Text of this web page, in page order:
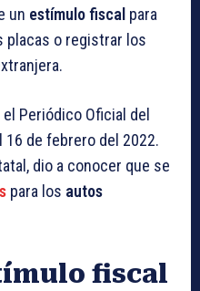
un estímulo fiscal para
placas o registrar los
Periódico Oficial del
16 de febrero del 2022.
dio a conocer que se
para los autos
fiscal